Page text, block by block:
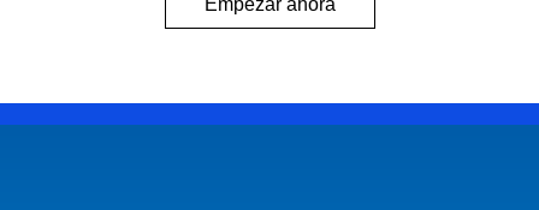
Empezar ahora